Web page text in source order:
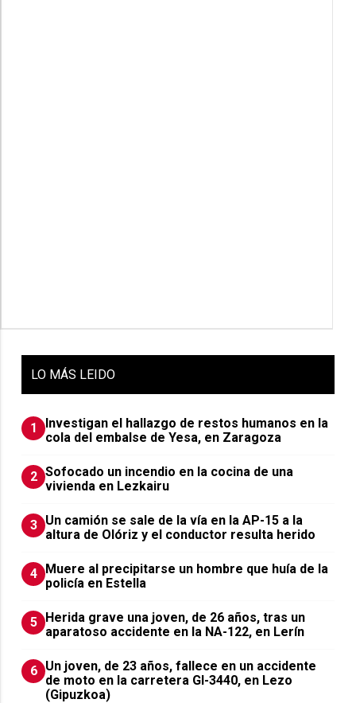
LO MÁS LEIDO
1
Investigan el hallazgo de restos humanos en la
cola del embalse de Yesa, en Zaragoza
2 Sofocado un incendio en la cocina de una
vivienda en Lezkairu
3 Un camión se sale de la vía en la AP-15 a la
altura de Olóriz y el conductor resulta herido
4 Muere al precipitarse un hombre que huía de la
policía en Estella
5 Herida grave una joven, de 26 años, tras un
aparatoso accidente en la NA-122, en Lerín
6 Un joven, de 23 años, fallece en un accidente
de moto en la carretera GI-3440, en Lezo
(Gipuzkoa)